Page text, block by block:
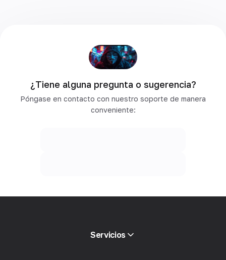
¿Tiene alguna pregunta o sugerencia?
Póngase en contacto con nuestro soporte de manera
conveniente:
Servicios